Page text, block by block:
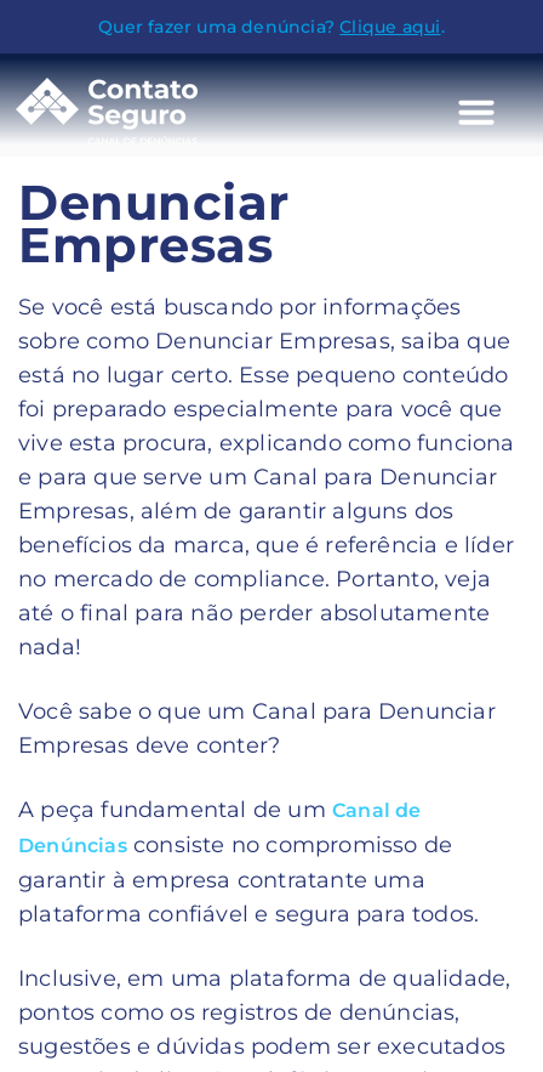
Quer fazer uma denúncia?Clique aqui.
Denunciar
Empresas
Se você está buscando por informações
sobre como Denunciar Empresas, saiba que
está no lugar certo. Esse pequeno conteúdo
foi preparado especialmente para você que
vive esta procura, explicando como funciona
e para que serve um Canal para Denunciar
Empresas, além de garantir alguns dos
benefícios da marca, que é referência e líder
no mercado de compliance. Portanto, veja
até o final para não perder absolutamente
nada!
Você sabe o que um Canal para Denunciar
Empresas deve conter?
A peça fundamental de um Canal de
Denúnciasconsiste no compromisso de
garantir à empresa contratante uma
plataforma confiável e segura para todos.
Inclusive, em uma plataforma de qualidade,
pontos como os registros de denúncias,
sugestões e dúvidas podem ser executados